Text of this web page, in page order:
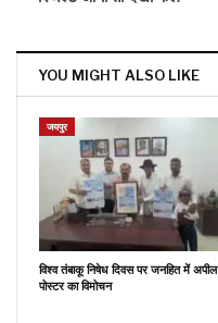
YOU MIGHT ALSO LIKE
जयपुर
विश्व तंबाकू निषेध दिवस पर जनहित में अपील
पोस्टर का विमोचन